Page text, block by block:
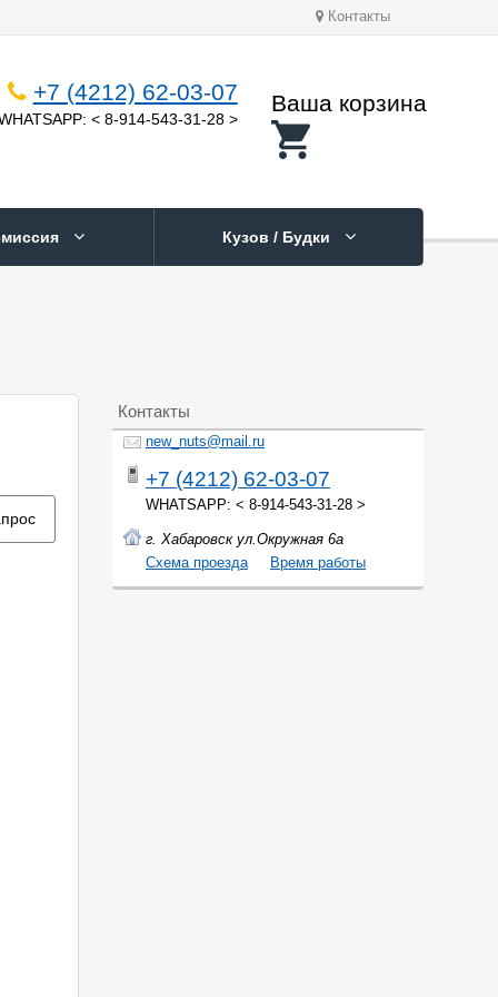
Контакты
+7 (4212) 62-03-07
< 8-914-543-31-28 >
Ваша корзина
Кузов / Будки
Контакты
new_nuts@mail.ru
+7 (4212) 62-03-07
WHATSAPP: < 8-914-543-31-28 >
г. Хабаровск ул.Окружная 6а
Cхема проезда
Время работы